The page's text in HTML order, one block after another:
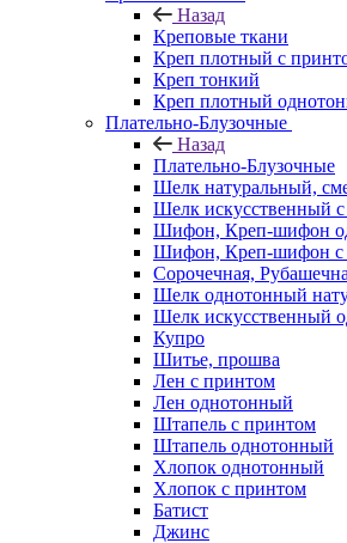
Назад
Креповые ткани
Креп плотный с
Креп тонкий
Креп плотный
Плательно-Блузочные
Назад
Плательно-Блузочные
Шелк натуральный,
Шелк искусственный
Шифон, Креп-шифон
Шифон, Креп-шифон с
Сорочечная,
Шелк однотонный
Шелк искусственный
Купро
Шитье, прошва
Лен с принтом
Лен однотонный
Штапель с принтом
Штапель однотонный
Хлопок однотонный
Хлопок с принтом
Батист
Джинс